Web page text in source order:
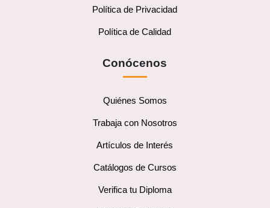
Política de Privacidad
Política de Calidad
Conócenos
Quiénes Somos
Trabaja con Nosotros
Artículos de Interés
Catálogos de Cursos
Verifica tu Diploma